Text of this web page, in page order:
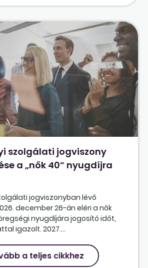
szolgálati jogviszony
a „nők 40” nyugdíjra
jogviszonyban lévő
december 26-án eléri a nők
nyugdíjára jogosító időt,
igazolt. 2027....
a teljes cikkhez